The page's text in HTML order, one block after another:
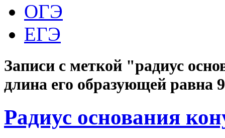
ОГЭ
ЕГЭ
Записи с меткой "радиус
длина его образующей равна
Радиус основания